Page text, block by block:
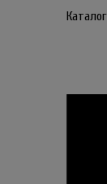
Каталог